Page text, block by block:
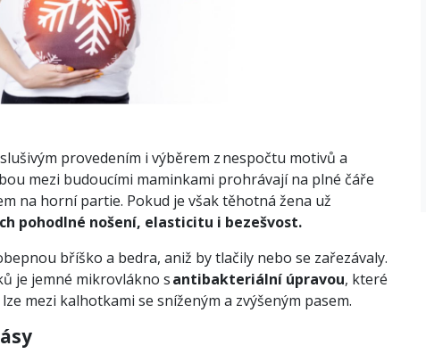
provedením i výběrem z nespočtu motivů a
mezi budoucími maminkami prohrávají na plné čáře
na horní partie. Pokud je však těhotná žena už
pohodlné nošení, elasticitu i bezešvost.
bříško a bedra, aniž by tlačily nebo se zařezávaly.
je jemné mikrovlákno santibakteriální úpravou, které
mezi kalhotkami se sníženým a zvýšeným pasem.